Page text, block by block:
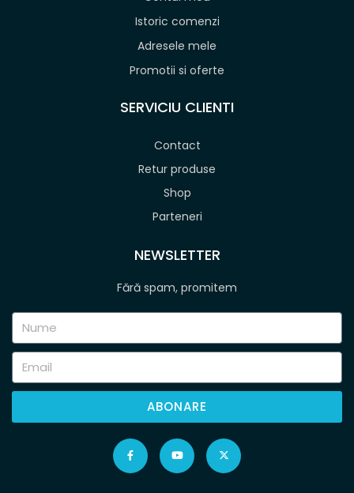
Istoric comenzi
Adresele mele
Promotii si oferte
SERVICIU CLIENTI
Contact
Retur produse
Shop
Parteneri
NEWSLETTER
Fără spam, promitem
ABONARE